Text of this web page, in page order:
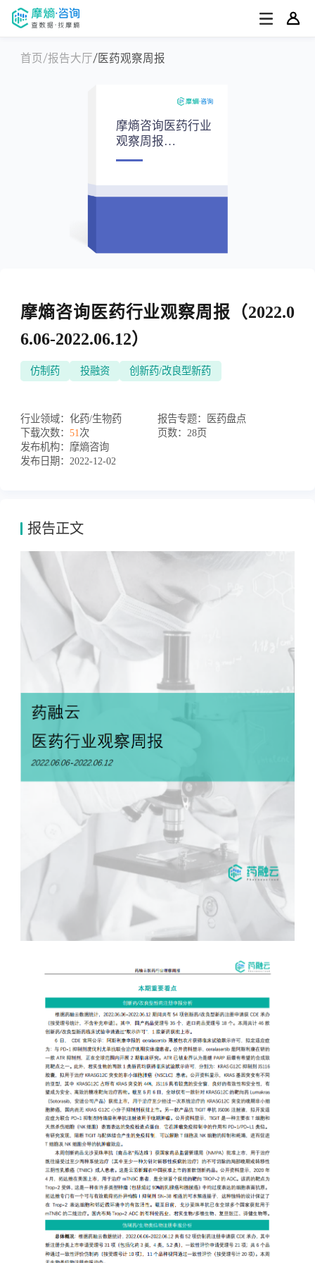
首页 报告大厅 医药观察周报
摩熵咨询医药行业
观察周报
（2022.06.06-
摩熵咨询医药行业观察周报（2022.0
6.06-2022.06.12）
仿制药 投融资 创新药/改良型新药
行业领域： 化药/生物药 报告专题：
医药盘点
下载次数： 51次 页数： 28页
发布机构： 摩熵咨询
发布日期： 2022-12-02
报告正文